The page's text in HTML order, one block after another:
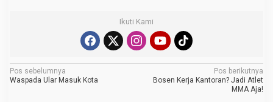
Ikuti Kami
N
Pos sebelumnya
Waspada Ular Masuk Kota
Pos berikutnya
Bosen Kerja Kantoran? Jadi Atlet
MMA Aja!